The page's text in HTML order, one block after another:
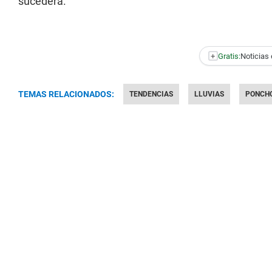
+ Gratis:Noticias
TEMAS RELACIONADOS: TENDENCIAS LLUVIAS